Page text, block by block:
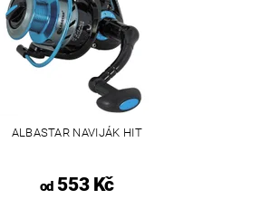
ALBASTAR NAVIJÁK HIT
od553 Kč